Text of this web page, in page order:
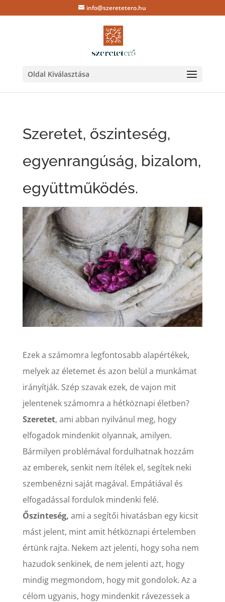
info@szeretetero.hu
Oldal Kiválasztása
Szeretet, őszinteség,
egyenrangúság, bizalom,
együttműködés.
Ezek a számomra legfontosabb alapértékek,
melyek az életemet és azon belül a munkámat
irányítják. Szép szavak ezek, de vajon mit
jelentenek számomra a hétköznapi életben?
Szeretet, ami abban nyilvánul meg, hogy
elfogadok mindenkit olyannak, amilyen.
Bármilyen problémával fordulhatnak hozzám
az emberek, senkit nem ítélek el, segítek neki
szembenézni saját magával. Empátiával és
elfogadással fordulok mindenki felé.
Őszinteség, ami a segítői hivatásban egy kicsit
mást jelent, mint amit hétköznapi értelemben
értünk rajta. Nekem azt jelenti, hogy soha nem
hazudok senkinek, de nem jelenti azt, hogy
mindig megmondom, hogy mit gondolok. Az a
célom ugyanis, hogy mindenkit rávezessek a